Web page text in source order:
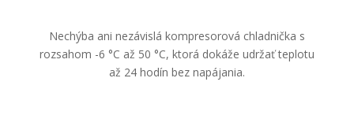
Nechýba ani nezávislá kompresorová chladnička s
rozsahom -6 °C až 50 °C, ktorá dokáže udržať teplotu
až 24 hodín bez napájania.